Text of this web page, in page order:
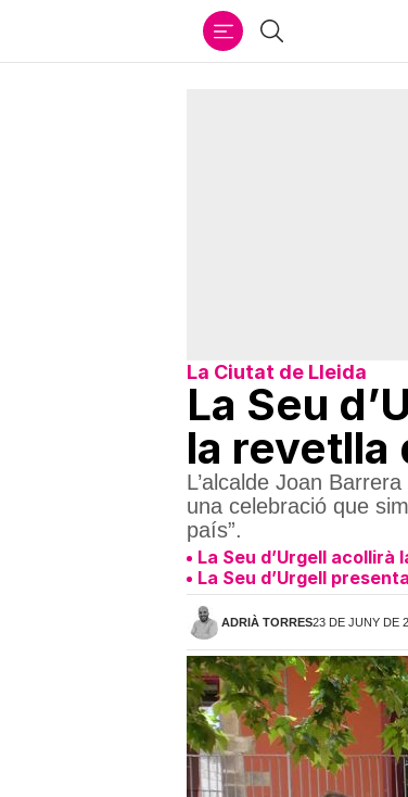
Cercar
La Ciutat de Lleida
La Seu
la revetlla
L’alcalde Joan
una celebració que
país”.
La Seu d’Urgell
La Seu d’Urgell
ADRIÀ TORRES23 DE JUNY DE